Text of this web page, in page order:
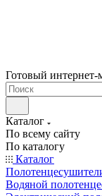
Готовый интернет-
Каталог
По всему сайту
По каталогу
Каталог
Водяной